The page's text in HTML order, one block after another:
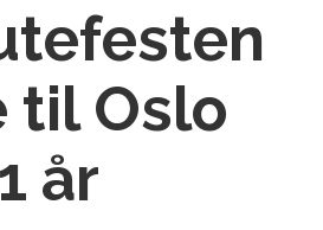
til Oslo
år